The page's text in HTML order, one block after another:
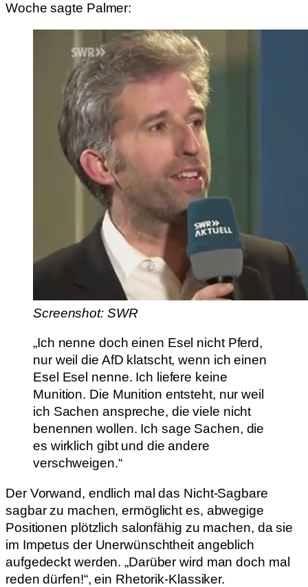
Woche sagte Palmer:
Screenshot: SWR
„Ich nenne doch einen Esel nicht Pferd,
nur weil die AfD klatscht, wenn ich einen
Esel Esel nenne. Ich liefere keine
Munition. Die Munition entsteht, nur weil
ich Sachen anspreche, die viele nicht
benennen wollen. Ich sage Sachen, die
es wirklich gibt und die andere
verschweigen.“
Der Vorwand, endlich mal das Nicht-Sagbare
sagbar zu machen, ermöglicht es, abwegige
Positionen plötzlich salonfähig zu machen, da sie
im Impetus der Unerwünschtheit angeblich
aufgedeckt werden. „Darüber wird man doch mal
reden dürfen!“, ein Rhetorik-Klassiker.